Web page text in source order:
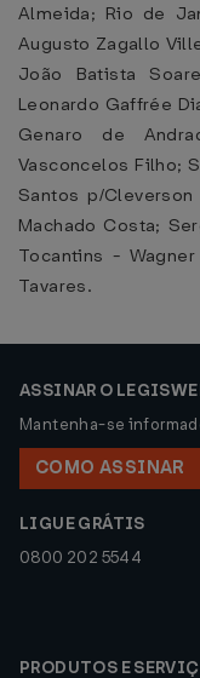
Almeida; Rio de
Augusto Zagallo
João Batista
Leonardo Gaffrée
Genaro de
Vasconcelos Filho;
Santos p/
Machado Costa;
Tocantins -
Tavares.
ASSINAR O
Mantenha-se
COMO ASSINAR
LIGUE GRÁTIS
0800 202 5544
PRODUTOS E